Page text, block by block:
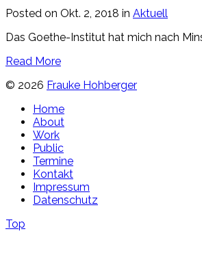
Posted on Okt. 2, 2018 in Aktuell
Das Goethe-Institut hat mich nach
Read More
© 2026 Frauke Hohberger
Home
About
Work
Public
Termine
Kontakt
Impressum
Datenschutz
Top